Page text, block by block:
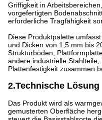
Griffigkeit in
vorgefertigten
erforderliche Tragfähigkeit
Diese Produktpalette
und Dicken von 1,5 mm bis
Strukturböden,
andere industrielle
Plattenfestigkeit zusammen
2.Technische Lösung
Das Produkt wird als
gemusterten Oberfläche